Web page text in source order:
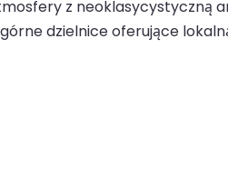
z neoklasycystyczną
dzielnice oferujące